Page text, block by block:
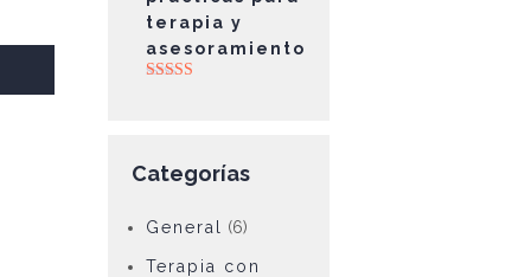
terapia y
asesoramiento
Categorías
General (6)
Terapia con